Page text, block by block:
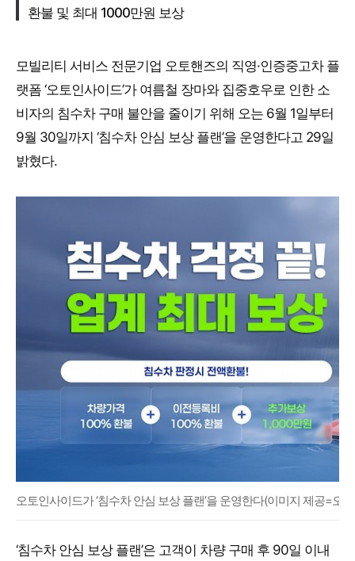
환불 및 최대 1000만원 보상
모빌리티 서비스 전문기업 오토핸즈의 직영·인증중고차 플
랫폼 ‘오토인사이드’가 여름철 장마와 집중호우로 인한 소
비자의 침수차 구매 불안을 줄이기 위해 오는 6월 1일부터
9월 30일까지 ‘침수차 안심 보상 플랜’을 운영한다고 29일
밝혔다.
오토인사이드가 ‘침수차 안심 보상 플랜’을 운영한다(이미지 제공=오
‘침수차 안심 보상 플랜’은 고객이 차량 구매 후 90일 이내